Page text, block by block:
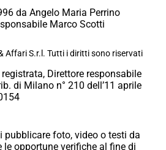
da Angelo Maria Perrino
Marco Scotti
Affari S.r.l. Tutti i diritti sono riservati
Direttore responsabile
di Milano n° 210 dell’11 aprile
foto, video o testi da
le opportune verifiche al fine di